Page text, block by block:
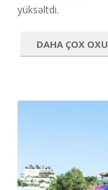
yüksəltdi.
DAHA ÇOX OXU